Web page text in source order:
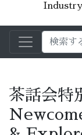
Industry
茶話会特